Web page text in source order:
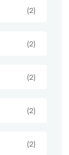
(2)
(2)
(2)
(2)
(2)